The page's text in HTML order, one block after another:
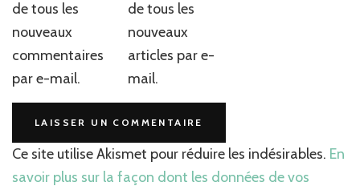
de tous les
nouveaux
commentaires
par e-mail.
de tous les
nouveaux
articles par e-
mail.
Ce site utilise Akismet pour réduire les indésirables. En
savoir plus sur la façon dont les données de vos